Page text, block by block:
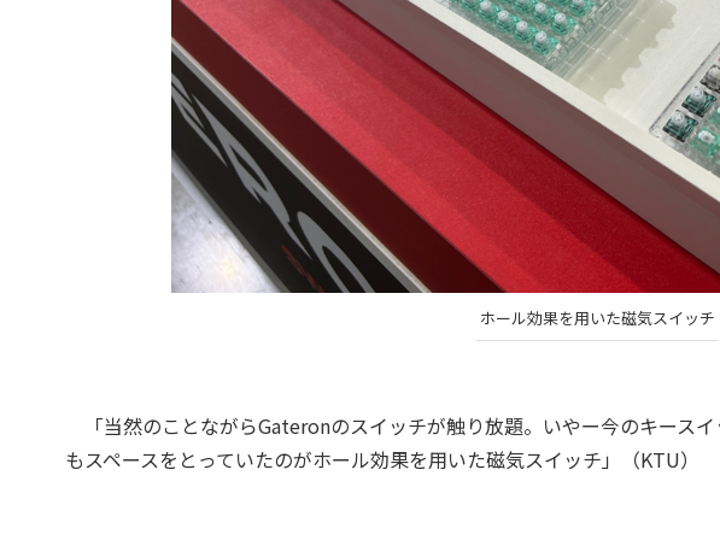
ホール効果を用いた磁気スイッチ
「当然のことながらGateronのスイッチが触り放題。いやー今のキース
もスペースをとっていたのがホール効果を用いた磁気スイッチ」（KTU）